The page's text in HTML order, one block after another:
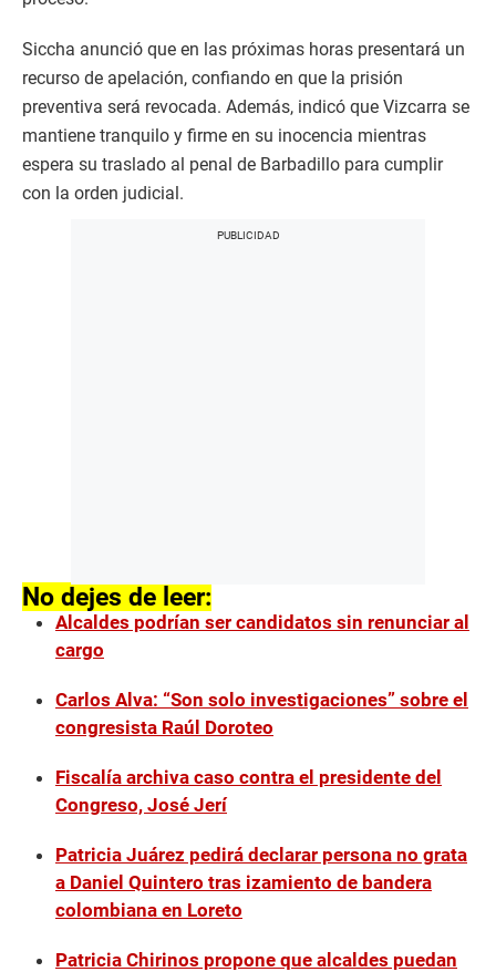
Siccha anunció que en las próximas horas presentará un
recurso de apelación, confiando en que la prisión
preventiva será revocada. Además, indicó que Vizcarra se
mantiene tranquilo y firme en su inocencia mientras
espera su traslado al penal de Barbadillo para cumplir
con la orden judicial.
No dejes de leer:
Alcaldes podrían ser candidatos sin renunciar al
cargo
Carlos Alva: “Son solo investigaciones” sobre el
congresista Raúl Doroteo
Fiscalía archiva caso contra el presidente del
Congreso, José Jerí
Patricia Juárez pedirá declarar persona no grata
a Daniel Quintero tras izamiento de bandera
colombiana en Loreto
Patricia Chirinos propone que alcaldes puedan